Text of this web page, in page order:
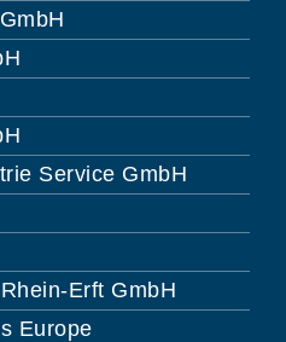
Service GmbH
Erft GmbH
Europe